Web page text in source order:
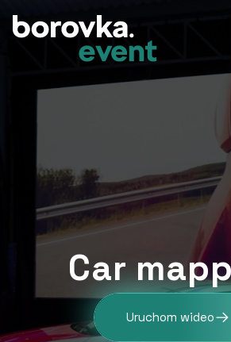
Car
Uruchom wideo